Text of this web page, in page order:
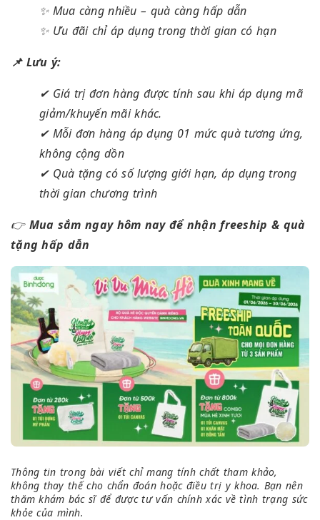
✨ Mua càng nhiều – quà càng hấp dẫn
✨ Ưu đãi chỉ áp dụng trong thời gian có hạn
📌 Lưu ý:
✔ Giá trị đơn hàng được tính sau khi áp dụng mã
giảm/khuyến mãi khác.
✔ Mỗi đơn hàng áp dụng 01 mức quà tương ứng,
không cộng dồn
✔ Quà tặng có số lượng giới hạn, áp dụng trong
thời gian chương trình
👉 Mua sắm ngay hôm nay để nhận freeship & quà
tặng hấp dẫn
Thông tin trong bài viết chỉ mang tính chất tham khảo,
không thay thế cho chẩn đoán hoặc điều trị y khoa. Bạn nên
thăm khám bác sĩ để được tư vấn chính xác về tình trạng sức
khỏe của mình.